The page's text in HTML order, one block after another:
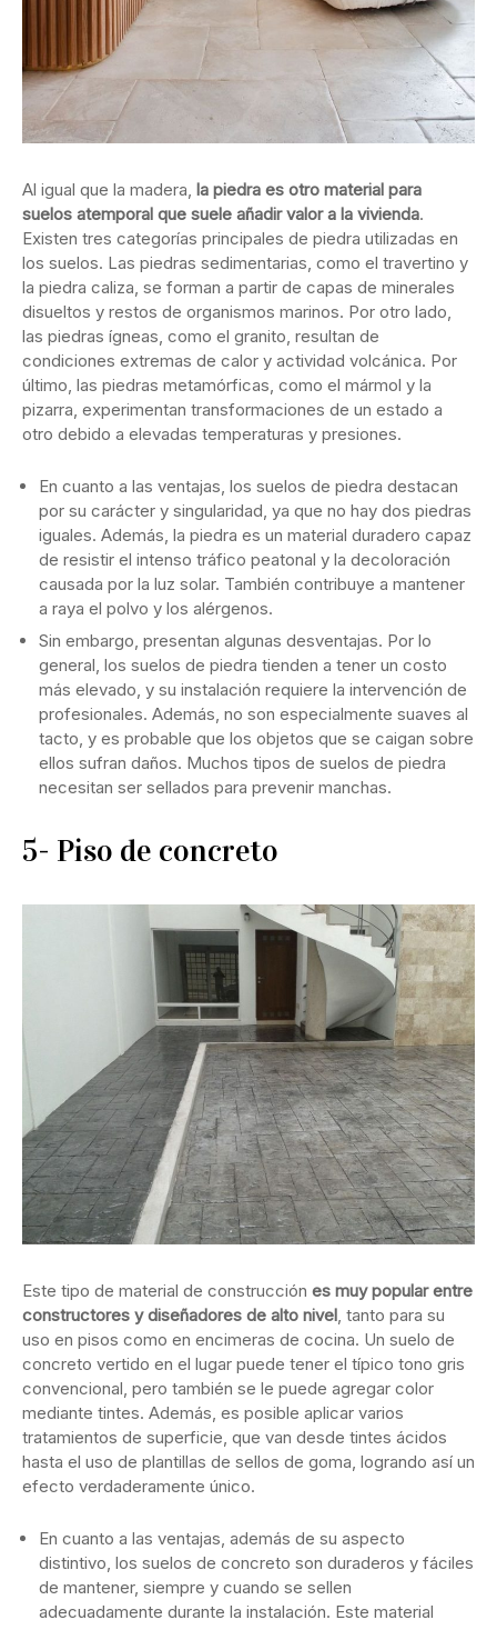
Al igual que la madera, la piedra es otro material para
suelos atemporal que suele añadir valor a la vivienda.
Existen tres categorías principales de piedra utilizadas en
los suelos. Las piedras sedimentarias, como el travertino y
la piedra caliza, se forman a partir de capas de minerales
disueltos y restos de organismos marinos. Por otro lado,
las piedras ígneas, como el granito, resultan de
condiciones extremas de calor y actividad volcánica. Por
último, las piedras metamórficas, como el mármol y la
pizarra, experimentan transformaciones de un estado a
otro debido a elevadas temperaturas y presiones.
En cuanto a las ventajas, los suelos de piedra destacan
por su carácter y singularidad, ya que no hay dos piedras
iguales. Además, la piedra es un material duradero capaz
de resistir el intenso tráfico peatonal y la decoloración
causada por la luz solar. También contribuye a mantener
a raya el polvo y los alérgenos.
Sin embargo, presentan algunas desventajas. Por lo
general, los suelos de piedra tienden a tener un costo
más elevado, y su instalación requiere la intervención de
profesionales. Además, no son especialmente suaves al
tacto, y es probable que los objetos que se caigan sobre
ellos sufran daños. Muchos tipos de suelos de piedra
necesitan ser sellados para prevenir manchas.
5- Piso de concreto
Este tipo de material de construcción es muy popular entre
constructores y diseñadores de alto nivel, tanto para su
uso en pisos como en encimeras de cocina. Un suelo de
concreto vertido en el lugar puede tener el típico tono gris
convencional, pero también se le puede agregar color
mediante tintes. Además, es posible aplicar varios
tratamientos de superficie, que van desde tintes ácidos
hasta el uso de plantillas de sellos de goma, logrando así un
efecto verdaderamente único.
En cuanto a las ventajas, además de su aspecto
distintivo, los suelos de concreto son duraderos y fáciles
de mantener, siempre y cuando se sellen
adecuadamente durante la instalación. Este material